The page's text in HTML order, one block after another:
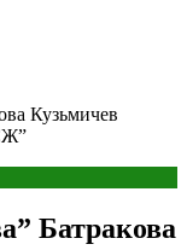
Кузьмичев
Батракова